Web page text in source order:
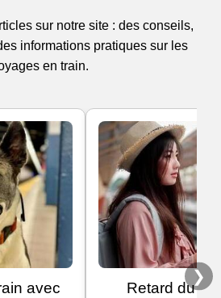
sur notre site : des conseils,
informations pratiques sur les
en train.
avec
Retard du
❯